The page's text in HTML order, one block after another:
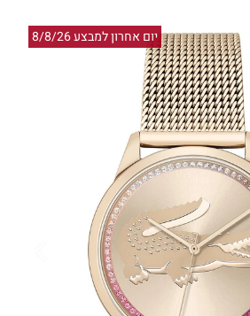
יום אחרון למבצע 8/8/26